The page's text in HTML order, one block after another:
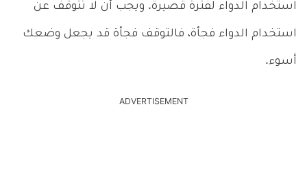
استخدام الدواء لفترة قصيرة. ويجب أن لا تتوقف عن
استخدام الدواء فجأة، فالتوقف فجأة قد يجعل وضعك
أسوء.
ADVERTISEMENT